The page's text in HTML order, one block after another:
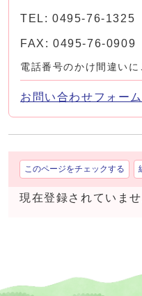
TEL: 0495-76-1325
FAX: 0495-76-0909
電話番号のかけ間違いに
お問い合わせフォーム
このページをチェックする
現在登録されていませ